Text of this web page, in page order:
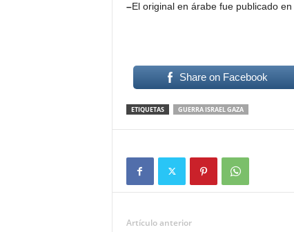
–El original en árabe fue publicado en
Share on Facebook
ETIQUETAS GUERRA ISRAEL GAZA
Artículo anterior